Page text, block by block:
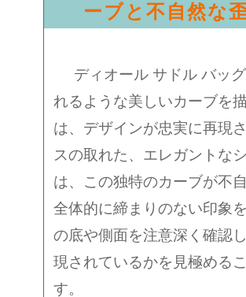
ーブと不自然な
ディオール サドル バッ
れるような美しいカーブを
は、デザインが忠実に再現
スの取れた、エレガントな
は、この独特のカーブが不
全体的に締まりのない印象
の底や側面を注意深く確認
現されているかを見極める
す。